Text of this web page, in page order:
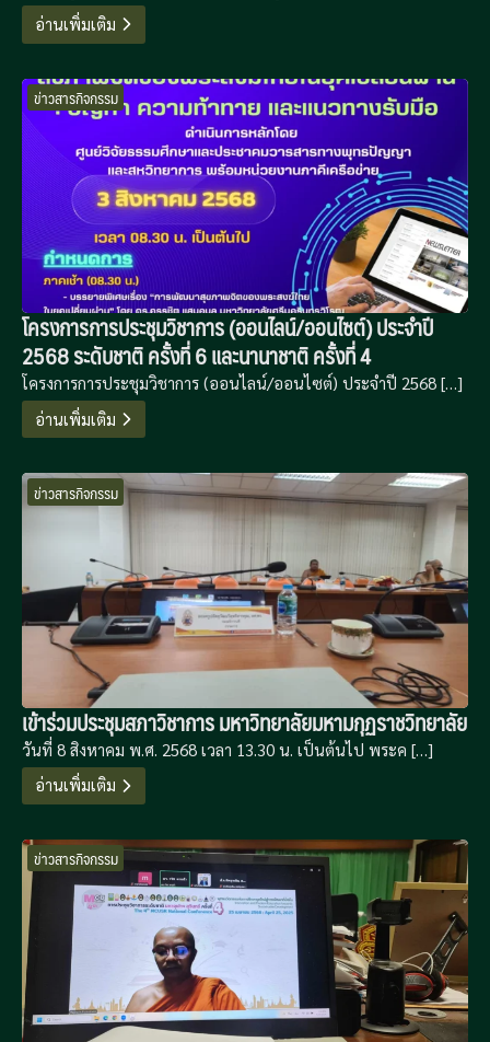
อ่านเพิ่มเติม
ข่าวสารกิจกรรม
โครงการการประชุมวิชาการ (ออนไลน์/ออนไซต์) ประจำปี
2568 ระดับชาติ ครั้งที่ 6 และนานาชาติ ครั้งที่ 4
โครงการการประชุมวิชาการ (ออนไลน์/ออนไซต์) ประจำปี 2568 […]
อ่านเพิ่มเติม
ข่าวสารกิจกรรม
เข้าร่วมประชุมสภาวิชาการ มหาวิทยาลัยมหามกุฏราชวิทยาลัย
วันที่ 8 สิงหาคม พ.ศ. 2568 เวลา 13.30 น. เป็นต้นไป พระค […]
อ่านเพิ่มเติม
ข่าวสารกิจกรรม